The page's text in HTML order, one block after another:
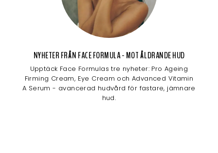
NYHETER FRÅN FACE FORMULA - MOT ÅLDRANDE HUD
Upptäck Face Formulas tre nyheter: Pro Ageing
Firming Cream, Eye Cream och Advanced Vitamin
A Serum - avancerad hudvård för fastare, jämnare
hud.